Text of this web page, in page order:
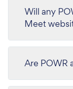
Will any
Meet
Are POWR